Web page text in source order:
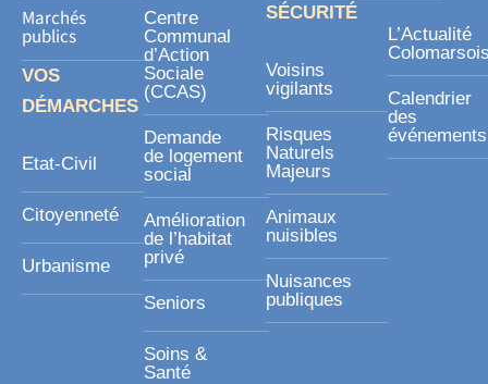
Marchés
publics
VOS
DÉMARCHES
Etat-Civil
Citoyenneté
Urbanisme
Centre
Communal
d’Action
Sociale
(CCAS)
Demande
de logement
social
Amélioration
de l’habitat
privé
Seniors
Soins &
Santé
SÉCURITÉ
Voisins
vigilants
Risques
Naturels
Majeurs
Animaux
nuisibles
Nuisances
publiques
L’Actualité
Calendrier
des
événements